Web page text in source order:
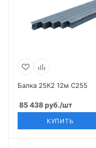
Балка 25К2 12м С255
85 438руб./шт
КУПИТЬ